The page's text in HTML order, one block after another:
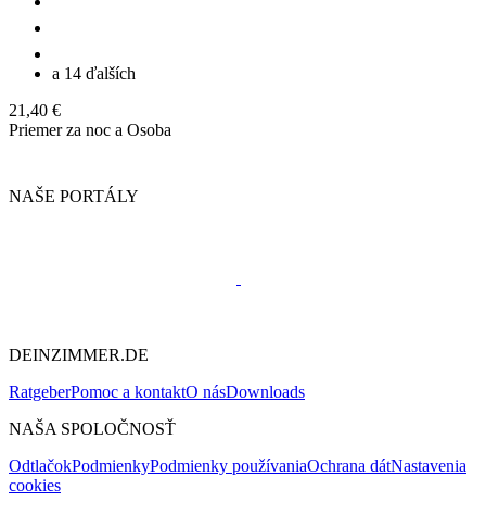
a 14 ďalších
21,40 €
Priemer za noc a Osoba
NAŠE PORTÁLY
DEINZIMMER.DE
RatgeberPomoc a kontaktO násDownloads
NAŠA SPOLOČNOSŤ
OdtlačokPodmienkyPodmienky používaniaOchrana dátNastavenia
cookies